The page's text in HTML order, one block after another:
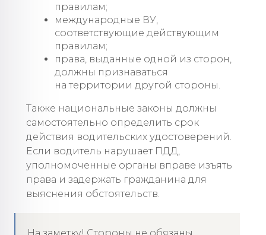
правилам;
международные ВУ,
соответствующие действующим
правилам;
права, выданные одной из сторон,
должны признаваться
на территории другой стороны.
Также национальные законы должны
самостоятельно определить срок
действия водительских удостоверений.
Если водитель нарушает ПДД,
уполномоченные органы вправе изъять
права и задержать гражданина для
выяснения обстоятельств.
На заметку! Стороны не обязаны